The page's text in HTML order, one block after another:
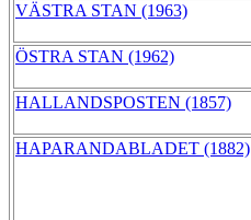
VÄSTRA STAN (1963)
ÖSTRA STAN (1962)
HALLANDSPOSTEN (1857)
HAPARANDABLADET (1882)